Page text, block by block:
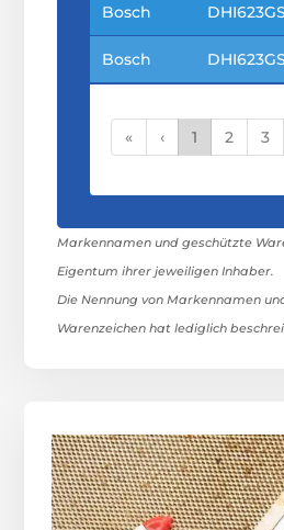
Bosch
Bosch
« ‹ 1 2 3
Markennamen und geschützte
Eigentum ihrer jeweiligen Inhaber.
Die Nennung von Markennamen
Warenzeichen hat lediglich